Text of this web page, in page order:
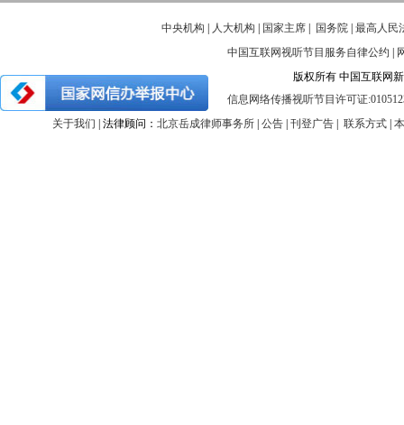
中央机构 人大机构 国家主席 国务院 最高人民
中国互联网视听节目服务自律公约
版权所有 中国互联网
信息网络传播视听节目许可证
关于我们
| 法律顾问：北京岳成律师事务所 |公告 |刊登广告 |联系方式 |